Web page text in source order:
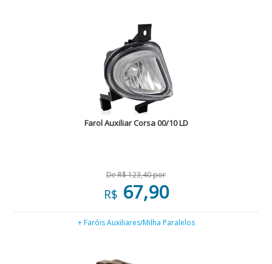
Farol Auxiliar Corsa 00/10 LD
De R$ 123,40 por
R$ 67,90
+ Faróis Auxiliares/Milha Paralelos